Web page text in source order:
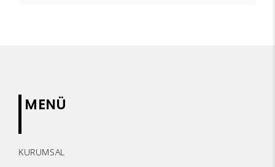
MENÜ
KURUMSAL